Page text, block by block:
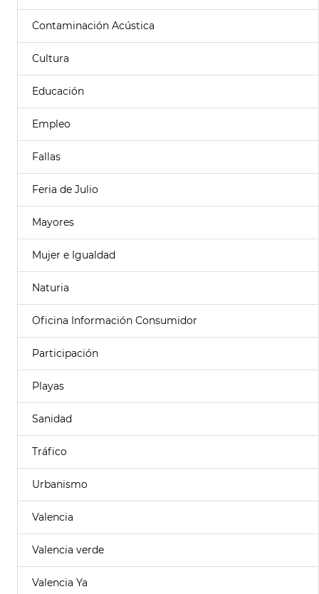
Contaminación Acústica
Cultura
Educación
Empleo
Fallas
Feria de Julio
Mayores
Mujer e Igualdad
Naturia
Oficina Información Consumidor
Participación
Playas
Sanidad
Tráfico
Urbanismo
Valencia
Valencia verde
Valencia Ya